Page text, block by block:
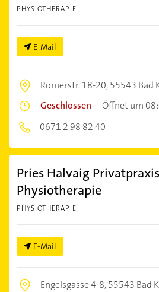
PHYSIOTHERAPIE
E-Mail
Römerstr. 18-20,55543 Bad
Geschlossen –Öffnet um
0671 2 98 82 40
Pries Halvaig
Physiotherapie
PHYSIOTHERAPIE
E-Mail
Engelsgasse 4-8,55543 Bad